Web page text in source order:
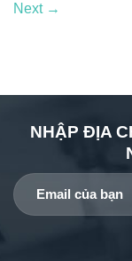
Next →
NHẬP ĐỊA